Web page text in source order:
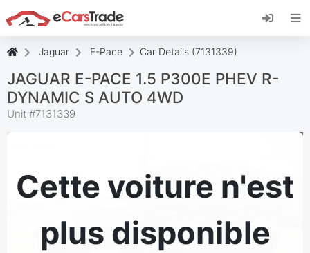
Installez l'application web eCarsTrade, ajoutez-
la à votre écran d'accueil et recevez des mises
Jaguar E-Pace Car Details (7131339)
JAGUAR E-PACE 1.5 P300E PHEV R-
DYNAMIC S AUTO 4WD
Unit #7131339
Cette voiture n'est
plus disponible